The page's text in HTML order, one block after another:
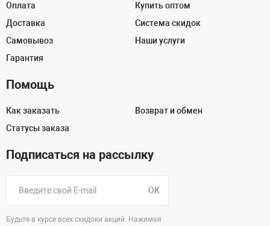
Оплата
Доставка
Самовывоз
Гарантия
Купить оптом
Система скидок
Наши услуги
Помощь
Как заказать
Статусы заказа
Возврат и обмен
Подписаться на рассылку
OK
Будьте в курсе всех скидоки акций. Нажимая